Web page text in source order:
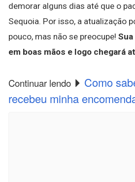
demorar alguns dias até que o
Sequoia. Por isso, a atualização
pouco, mas não se preocupe!
em boas mãos e logo chegará
Continuar lendo
Como
recebeu minha